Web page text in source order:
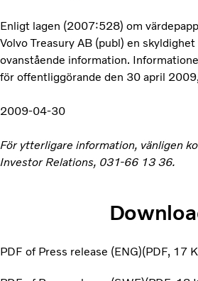
Enligt lagen (2007:528) om
Volvo Treasury AB (publ) en
ovanstående information.
för offentliggörande den 30 april
2009-04-30
För ytterligare information, vänligen
Investor Relations, 031-66 13 36.
PDF of Press release (ENG) PDF 17